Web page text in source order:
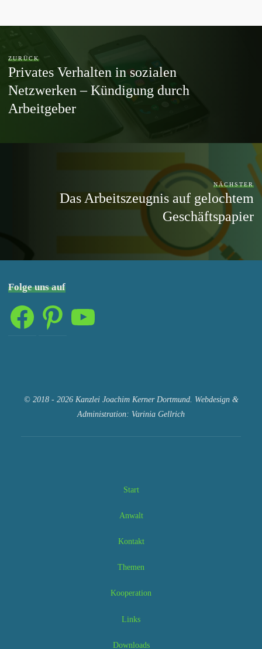
ZURÜCK
Privates Verhalten in sozialen
Netzwerken – Kündigung durch
Arbeitgeber
NÄCHSTER
Das Arbeitszeugnis auf gelochtem
Geschäftspapier
Folge uns auf
Facebook Pinterest
© 2018 - 2026 Kanzlei Joachim Kerner Dortmund. Webdesign &
Administration: Varinia Gellrich
Start
Anwalt
Kontakt
Themen
Kooperation
Links
Downloads